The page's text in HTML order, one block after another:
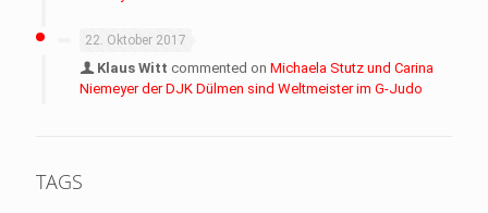
22. Oktober 2017
Klaus Witt commented on Michaela Stutz und Carina
Niemeyer der DJK Dülmen sind Weltmeister im G-Judo
TAGS